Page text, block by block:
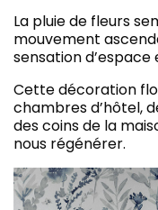
La pluie de fleurs
mouvement
sensation d’espace
Cette décoration
chambres d’hôtel,
des coins de la
nous régénérer.